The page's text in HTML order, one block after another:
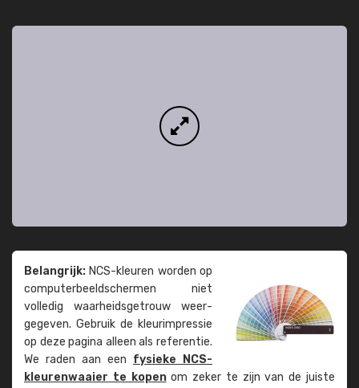
Belangrijk: NCS-kleuren worden op
computer­beeld­schermen niet
volledig waarheids­­getrouw weer­
gegeven. Gebruik de kleur­impressie
op deze pagina alleen als referentie.
We raden aan een fysieke NCS-
kleuren­waaier te kopenom zeker te zijn van de juiste